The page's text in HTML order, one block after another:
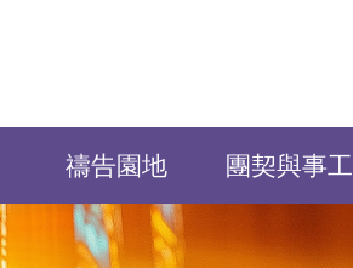
禱告園地 團契與事工